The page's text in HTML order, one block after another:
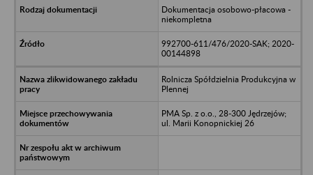
Dokumentacja osobowo-płacowa -
niekompletna
992700-611/476/2020-SAK; 2020-
00144898
Rolnicza Spółdzielnia Produkcyjna w
Plennej
PMA Sp. z o.o., 28-300 Jędrzejów;
ul. Marii Konopnickiej 26